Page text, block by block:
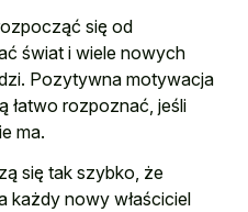
się od
świat i wiele nowych
Pozytywna motywacja
łatwo rozpoznać, jeśli
ma.
się tak szybko, że
każdy nowy właściciel